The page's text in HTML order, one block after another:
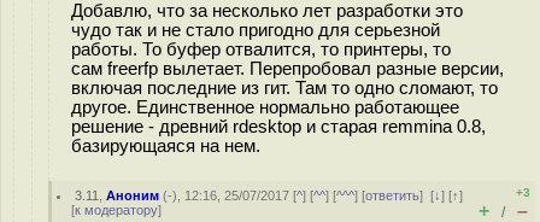
Добавлю, что за несколько лет разработки это
чудо так и не стало пригодно для серьезной
работы. То буфер отвалится, то принтеры, то
сам freerfp вылетает. Перепробовал разные версии,
включая последние из гит. Там то одно сломают, то
другое. Единственное нормально работающее
решение - древний rdesktop и старая remmina 0.8,
базирующаяся на нем.
3.11 ,Аноним (-), 12:16, 25/07/2017 [^] [^^] [^^^] [ответить][↓] [↑]
[к модератору]
+3
+ / –